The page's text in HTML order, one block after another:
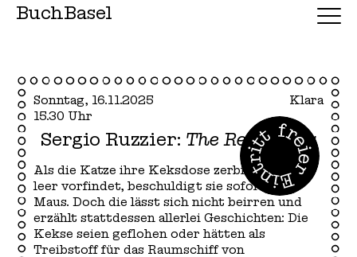
BuchBasel
Sonntag, 16.11.2025
15.30 Uhr
Klara
Sergio Ruzzier: The Real Story
Als die Katze ihre Keksdose zerbrochen und
leer vorfindet, beschuldigt sie sofort die
Maus. Doch die lässt sich nicht beirren und
erzählt stattdessen allerlei Geschichten: Die
Kekse seien geflohen oder hätten als
Treibstoff für das Raumschiff von